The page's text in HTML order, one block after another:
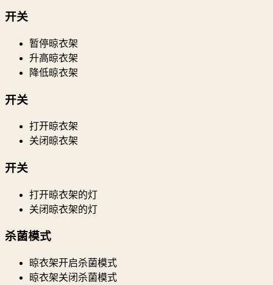
开关
暂停晾衣架
升高晾衣架
降低晾衣架
开关
打开晾衣架
关闭晾衣架
开关
打开晾衣架的灯
关闭晾衣架的灯
杀菌模式
晾衣架开启杀菌模式
晾衣架关闭杀菌模式